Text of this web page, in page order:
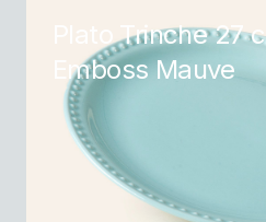
Plato Trinche 27
Emboss Mauve